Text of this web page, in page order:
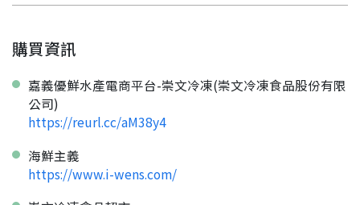
購買資訊
嘉義優鮮水產電商平台-崇文冷凍(崇文冷凍食品股份有限
公司)
https://reurl.cc/aM38y4
海鮮主義
https://www.i-wens.com/要看申請秘笈嗎？